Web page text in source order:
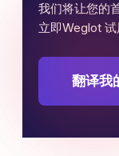
我们将让您的
立即Weglot 试
翻译我